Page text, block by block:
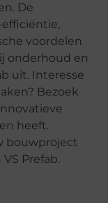
De
voordelen
onderhoud en
uit. Interesse
Bezoek
heeft.
bouwproject
Prefab.